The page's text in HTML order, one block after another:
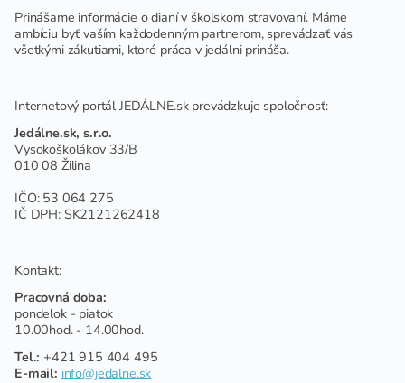
Prinášame informácie o dianí v školskom stravovaní. Máme
ambíciu byť vaším každodenným partnerom, sprevádzať vás
všetkými zákutiami, ktoré práca v jedálni prináša.
Internetový portál JEDÁLNE.sk prevádzkuje spoločnosť:
Jedálne.sk, s.r.o.
Vysokoškolákov 33/B
010 08 Žilina
IČO: 53 064 275
IČ DPH: SK2121262418
Kontakt:
Pracovná doba:
pondelok - piatok
10.00hod. - 14.00hod.
Tel.: +421 915 404 495
E-mail: info@jedalne.sk